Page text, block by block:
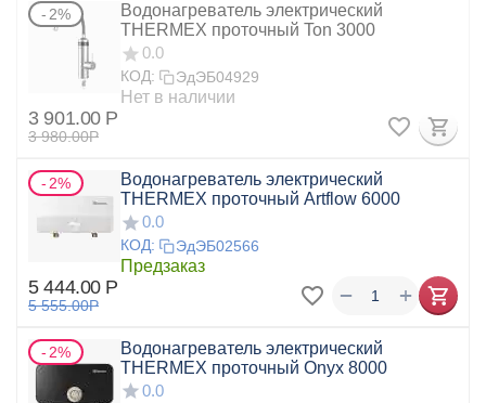
2%
Водонагреватель электрический
THERMEX проточный Ton 3000
0.0
КОД: ЭдЭБ04929
Нет в наличии
3 901.00 Р
3 980.00Р
2%
Водонагреватель электрический
THERMEX проточный Artflow 6000
0.0
КОД: ЭдЭБ02566
Предзаказ
5 444.00 Р
5 555.00Р +
−
2%
Водонагреватель электрический
THERMEX проточный Onyx 8000
0.0